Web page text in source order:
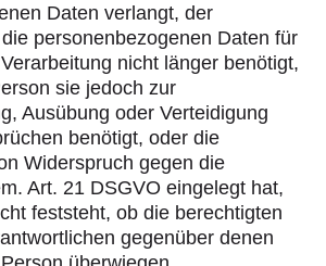
Daten verlangt, der
personenbezogenen Daten für
nicht länger benötigt,
sie jedoch zur
Ausübung oder Verteidigung
benötigt, oder die
Widerspruch gegen die
Art. 21 DSGVO eingelegt hat,
feststeht, ob die berechtigten
gegenüber denen